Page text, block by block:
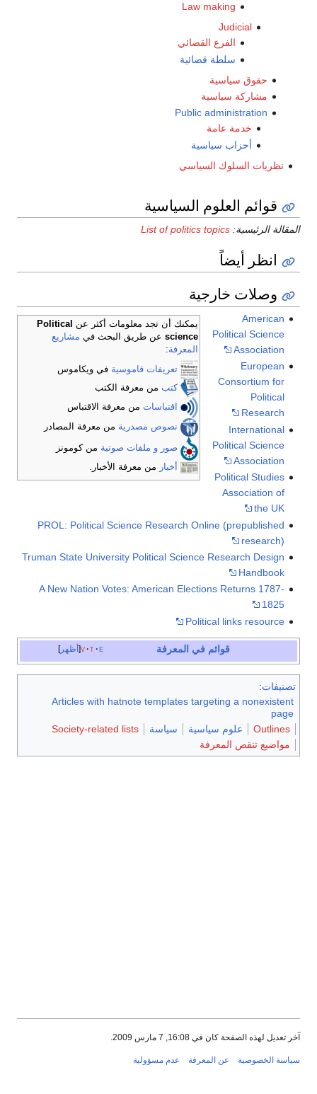
Law making
Judicial
الفرع القضائي
سلطة قضائية
حقوق سياسية
مشاركة سياسية
Public administration
خدمة عامة
أحزاب سياسية
نظريات السلوك السياسي
قوائم العلوم السياسية
المقالة الرئيسية: List of politics topics
انظر أيضاً
وصلات خارجية
يمكنك أن تجد معلومات أكثر عن
Political
science عن طريق البحث في مشاريع
المعرفة:
تعريفات قاموسية في ويكاموس
كتب من معرفة الكتب
اقتباسات من معرفة الاقتباس
نصوص مصدرية من معرفة المصادر
صور و ملفات صوتية من كومونز
أخبار
من معرفة الأخبار.
American
Political Science
Association
European
Consortium for
Political
Research
International
Political Science
Association
Political Studies
Association of
the UK
PROL: Political Science Research Online (prepublished
research)
Truman State University Political Science Research Design
Handbook
A New Nation Votes: American Elections Returns 1787-
1825
Political links resource
أظهر v t e قوائم في المعرفة
تصنيفات:
Articles with hatnote templates targeting a nonexistent
page
Outlines
علوم سياسية سياسة
Society-related lists
مواضيع تنقص المعرفة
آخر تعديل لهذه الصفحة كان في 16:08, 7 مارس 2009.
سياسة الخصوصية عن المعرفة عدم مسؤولية